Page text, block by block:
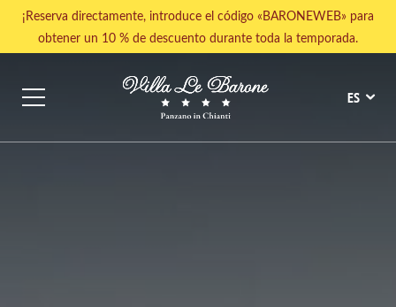
¡Reserva directamente, introduce el código «BARONEWEB» para
obtener un 10 % de descuento durante toda la temporada.
ES